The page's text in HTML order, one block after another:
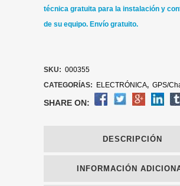
técnica gratuita para la instalación y
de su equipo. Envío gratuito.
SKU: 000355
CATEGORÍAS:
ELECTRÓNICA, GPS/
SHARE ON:
DESCRIPCIÓN
INFORMACIÓN